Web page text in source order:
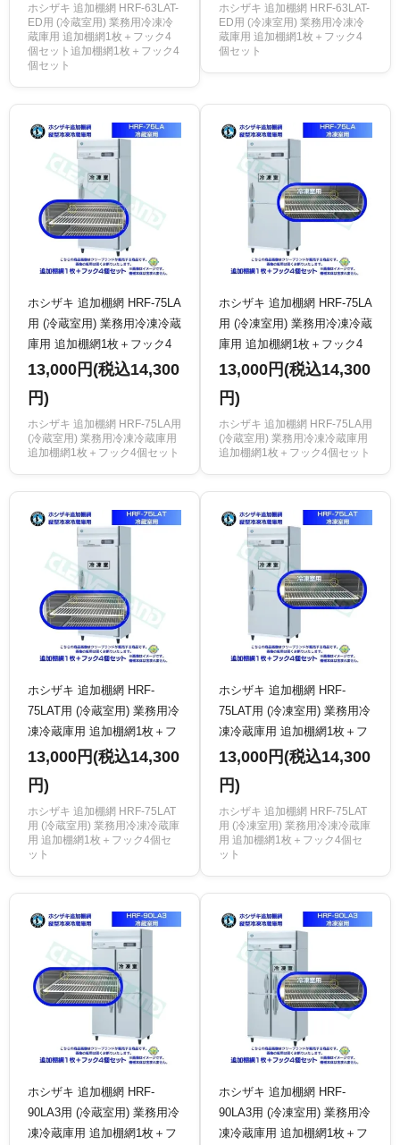
ホシザキ 追加棚網 HRF-63LAT-
ED用 (冷蔵室用) 業務用冷凍冷
蔵庫用 追加棚網1枚＋フック4
個セット追加棚網1枚＋フック4
個セット
ホシザキ 追加棚網 HRF-63LAT-
ED用 (冷凍室用) 業務用冷凍冷
蔵庫用 追加棚網1枚＋フック4
個セット
ホシザキ 追加棚網 HRF-75LA
用 (冷蔵室用) 業務用冷凍冷蔵
庫用 追加棚網1枚＋フック4
個セット
13,000円(税込14,300
円)
ホシザキ 追加棚網 HRF-75LA用
(冷蔵室用) 業務用冷凍冷蔵庫用
追加棚網1枚＋フック4個セット
ホシザキ 追加棚網 HRF-75LA
用 (冷凍室用) 業務用冷凍冷蔵
庫用 追加棚網1枚＋フック4
個セット
13,000円(税込14,300
円)
ホシザキ 追加棚網 HRF-75LA用
(冷蔵室用) 業務用冷凍冷蔵庫用
追加棚網1枚＋フック4個セット
ホシザキ 追加棚網 HRF-
75LAT用 (冷蔵室用) 業務用冷
凍冷蔵庫用 追加棚網1枚＋フ
ック4個セット
13,000円(税込14,300
円)
ホシザキ 追加棚網 HRF-75LAT
用 (冷蔵室用) 業務用冷凍冷蔵庫
用 追加棚網1枚＋フック4個セ
ット
ホシザキ 追加棚網 HRF-
75LAT用 (冷凍室用) 業務用冷
凍冷蔵庫用 追加棚網1枚＋フ
ック4個セット
13,000円(税込14,300
円)
ホシザキ 追加棚網 HRF-75LAT
用 (冷凍室用) 業務用冷凍冷蔵庫
用 追加棚網1枚＋フック4個セ
ット
ホシザキ 追加棚網 HRF-
90LA3用 (冷蔵室用) 業務用冷
凍冷蔵庫用 追加棚網1枚＋フ
ホシザキ 追加棚網 HRF-
90LA3用 (冷凍室用) 業務用冷
凍冷蔵庫用 追加棚網1枚＋フ